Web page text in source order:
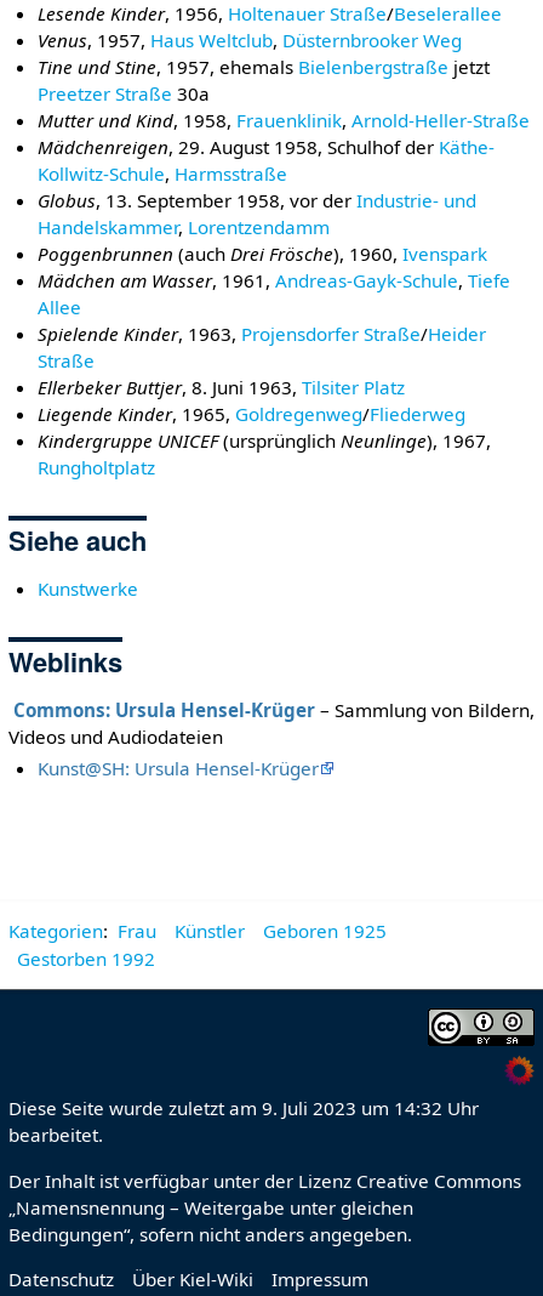
Lesende Kinder, 1956, Holtenauer Straße/Beselerallee
Venus, 1957, Haus Weltclub, Düsternbrooker Weg
Tine und Stine, 1957, ehemals Bielenbergstraße jetzt
Preetzer Straße 30a
Mutter und Kind, 1958, Frauenklinik,Arnold-Heller-Straße
Mädchenreigen, 29. August 1958, Schulhof der Käthe-
Kollwitz-Schule, Harmsstraße
Globus, 13. September 1958, vor derIndustrie- und
Handelskammer, Lorentzendamm
Poggenbrunnen (auchDrei Frösche), 1960,Ivenspark
Mädchen am Wasser, 1961,Andreas-Gayk-Schule,Tiefe
Allee
Spielende Kinder, 1963, Projensdorfer Straße/Heider
Straße
Ellerbeker Buttjer, 8. Juni 1963,Tilsiter Platz
Liegende Kinder, 1965, Goldregenweg/Fliederweg
Kindergruppe UNICEF(ursprünglichNeunlinge), 1967,
Rungholtplatz
Siehe auch
Kunstwerke
Weblinks
Commons: Ursula Hensel-Krüger– Sammlung von Bildern,
Videos und Audiodateien
Kunst@SH: Ursula Hensel-Krüger
Kategorien: Frau Künstler
Geboren 1925
Gestorben 1992
Diese Seite wurde zuletzt am 9. Juli 2023 um 14:32 Uhr
bearbeitet.
Der Inhalt ist verfügbar unter der Lizenz Creative Commons
„Namensnennung – Weitergabe unter gleichen
Bedingungen“, sofern nicht anders angegeben.
Datenschutz
Über Kiel-Wiki Impressum